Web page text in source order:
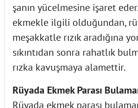
şanın yücelmesine işaret
ekmekle ilgili olduğundan,
meşakkatle rızık aradığına
sıkıntıdan sonra rahatlık
rızka kavuşmaya alamettir.
Rüyada Ekmek Parası
Rüyada ekmek parası